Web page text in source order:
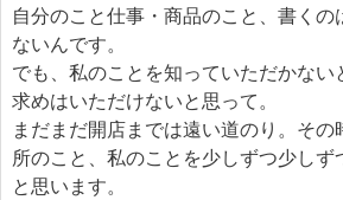
自分のこと仕事・商品のこと、書くの
ないんです。
でも、私のことを知っていただかない
求めはいただけないと思って。
まだまだ開店までは遠い道のり。そ
所のこと、私のことを少しずつ少しず
と思います。